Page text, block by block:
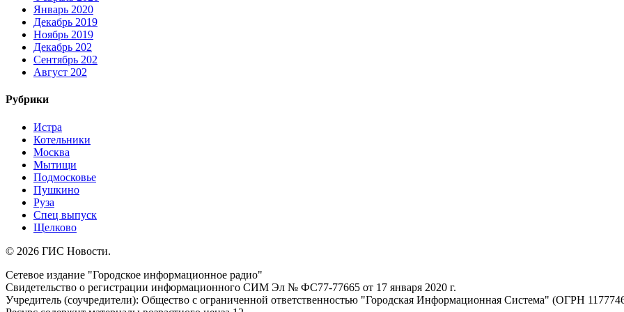
Январь 2020
Декабрь 2019
Ноябрь 2019
Декабрь 202
Сентябрь 202
Август 202
Рубрики
Истра
Котельники
Москва
Мытищи
Подмосковье
Пушкино
Руза
Спец выпуск
Щелково
© 2026 ГИС Новости.
Сетевое издание "Городское информационное радио"
Свидетельство о регистрации информационного СИМ Эл № ФС77-77665 от 17 января 2020 г.
Учредитель (соучредители): Общество с ограниченной ответственностью "Городская Информационная Система" (ОГРН